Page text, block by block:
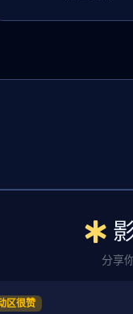
分享
区很赞